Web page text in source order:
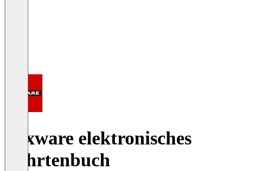
Lexware elektronisches
Fahrtenbuch